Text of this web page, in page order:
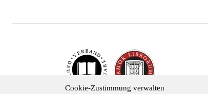
Cookie-Zustimmung verwalten